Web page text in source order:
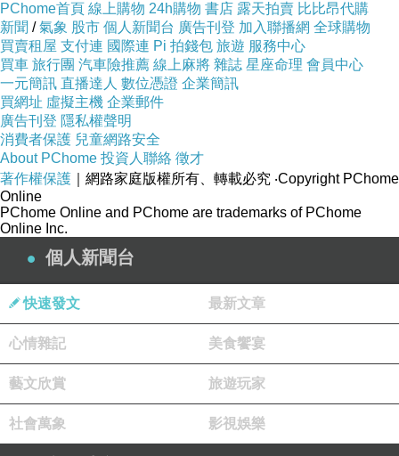
謝謝你教會我好多事情！
.
.
.
.
.
我們的一生會遇到許多人；有的人會愛你，有的
人會傷你，有的人會帶出最好的你。
Of those people we meet in life, some are here to love you,
some are here to hurt you, and some are here to bring out
the best of you.
PChome首頁 線上購物 24h購物 書店 露天拍賣 比比昂代購
新聞 /氣象 股市 個人新聞台 廣告刊登 加入聯播網 全球購物
買賣租屋 支付連 國際連 Pi 拍錢包 旅遊 服務中心
買車 旅行團 汽車險推薦 線上麻將 雜誌 星座命理 會員中心
一元簡訊 直播達人 數位憑證 企業簡訊
買網址 虛擬主機 企業郵件
廣告刊登 隱私權聲明
消費者保護 兒童網路安全
About PChome 投資人聯絡 徵才
著作權保護 ｜網路家庭版權所有、轉載必究 ‧Copyright PChome
Online
PChome Online and PChome are trademarks of PChome
Online Inc.
個人新聞台
快速發文 最新文章
心情雜記 美食饗宴
藝文欣賞 旅遊玩家
社會萬象 影視娛樂